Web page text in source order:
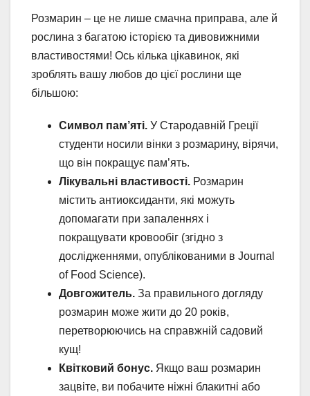
Розмарин – це не лише смачна приправа, але й
рослина з багатою історією та дивовижними
властивостями! Ось кілька цікавинок, які
зроблять вашу любов до цієї рослини ще
більшою:
Символ пам’яті. У Стародавній Греції
студенти носили вінки з розмарину, вірячи,
що він покращує пам’ять.
Лікувальні властивості. Розмарин
містить антиоксиданти, які можуть
допомагати при запаленнях і
покращувати кровообіг (згідно з
дослідженнями, опублікованими в Journal
of Food Science).
Довгожитель. За правильного догляду
розмарин може жити до 20 років,
перетворюючись на справжній садовий
кущ!
Квітковий бонус. Якщо ваш розмарин
зацвіте, ви побачите ніжні блакитні або